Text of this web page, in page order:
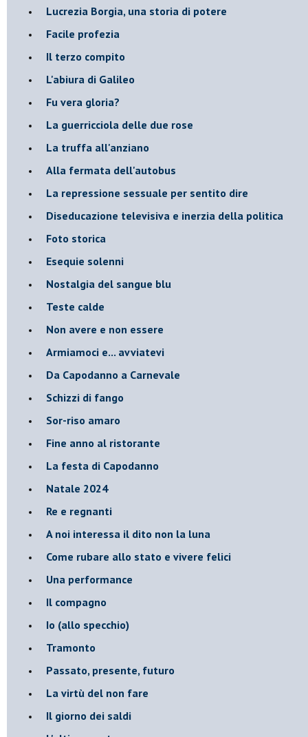
​Lucrezia Borgia, una storia di potere
Facile profezia
Il terzo compito
L'abiura di Galileo
Fu vera gloria?
La guerricciola delle due rose
La truffa all'anziano
Alla fermata dell'autobus
La repressione sessuale per sentito dire
Diseducazione televisiva e inerzia della politica
Foto storica
Esequie solenni
Nostalgia del sangue blu
Teste calde
Non avere e non essere
Armiamoci e... avviatevi
Da Capodanno a Carnevale
Schizzi di fango
Sor-riso amaro
Fine anno al ristorante
La festa di Capodanno
Natale 2024
Re e regnanti
A noi interessa il dito non la luna
Come rubare allo stato e vivere felici
Una performance
Il compagno
​Io (allo specchio)
Tramonto
Passato, presente, futuro
La virtù del non fare
Il giorno dei saldi